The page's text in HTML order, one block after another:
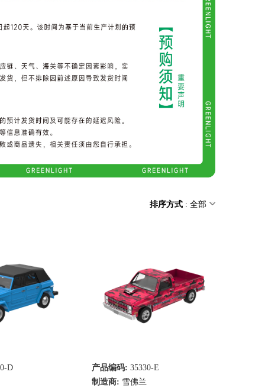
排序方式 : 全部
查看
D 快速查看
产品编码: 35330-E
制造商: 雪佛兰